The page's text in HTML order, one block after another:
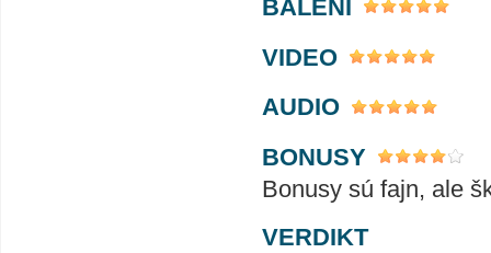
BALENÍ
VIDEO
AUDIO
BONUSY
Bonusy sú fajn, ale
VERDIKT